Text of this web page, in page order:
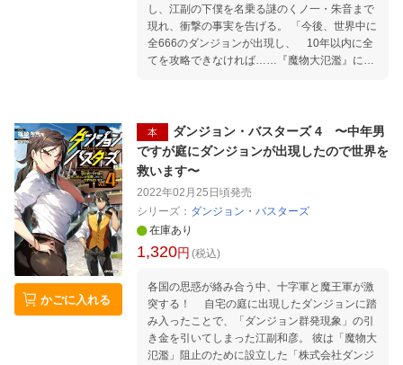
し、江副の下僕を名乗る謎のくノ一・朱音まで
現れ、衝撃の事実を告げる。 「今後、世界中に
全666のダンジョンが出現し、 10年以内に全
てを攻略できなければ……『魔物大氾濫』によ
まず始めたのはダンジョンの検証と改良ーー"ダ
ンジョンDIY"で……。 東京の片隅から人類の未
来を守るダンジョン攻略譚、開幕！
かごに入れる
本
ダンジョン・バスターズ 4 〜中年男
ですが庭にダンジョンが出現したので世界を
救います〜
2022年02月25日頃発売
シリーズ： ダンジョン・バスターズ
在庫あり
1,320円 (税込)
各国の思惑が絡み合う中、十字軍と魔王軍が激
突する！ 自宅の庭に出現したダンジョンに踏
み入ったことで、「ダンジョン群発現象」の引
き金を引いてしまった江副和彦。 彼は「魔物大
氾濫」阻止のために設立した「株式会社ダンジ